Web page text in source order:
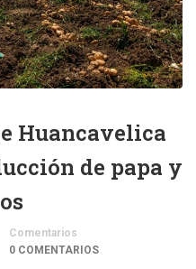
Huancavelica
de papa y
Comentarios
0 COMENTARIOS